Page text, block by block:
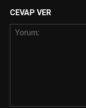
CEVAP VER